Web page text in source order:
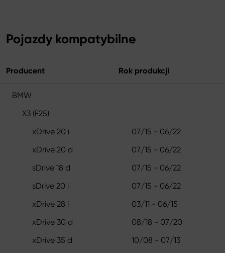
Pojazdy kompatybilne
Producent Rok produkcji
BMW
X3 (F25)
xDrive 20 i
07/15 - 06/22
xDrive 20 d
07/15 - 06/22
sDrive 18 d
07/15 - 06/22
sDrive 20 i
07/15 - 06/22
xDrive 28 i
03/11 - 06/15
xDrive 30 d
08/18 - 07/20
xDrive 35 d
10/08 - 07/13